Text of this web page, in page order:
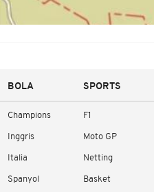
BOLA
Champions
Inggris
Italia
Spanyol
SPORTS
F1
Moto GP
Netting
Basket